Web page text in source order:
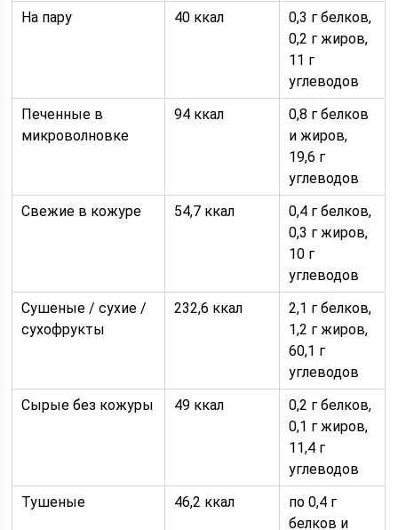
На пару
40 ккал
0,3 г белков,
0,2 г жиров,
11 г
углеводов
Печенные в
микроволновке
94 ккал
0,8 г белков
и жиров,
19,6 г
углеводов
Свежие в кожуре
54,7 ккал
0,4 г белков,
0,3 г жиров,
10 г
углеводов
Сушеные / сухие /
сухофрукты
232,6 ккал
2,1 г белков,
1,2 г жиров,
60,1 г
углеводов
Сырые без кожуры
49 ккал
0,2 г белков,
0,1 г жиров,
11,4 г
углеводов
Тушеные
46,2 ккал
по 0,4 г
белков и